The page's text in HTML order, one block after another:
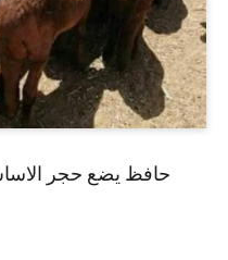
حافظ يضع حجر